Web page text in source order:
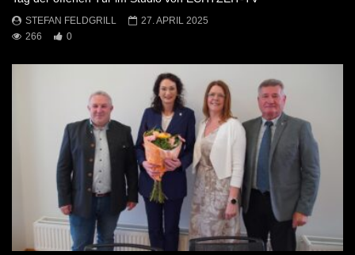
STEFAN FELDGRILL
27. APRIL 2025
266
0